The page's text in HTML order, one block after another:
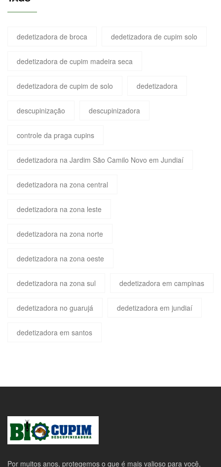
dedetizadora de broca dedetizadora de cupim solo
dedetizadora de cupim madeira seca
dedetizadora de cupim de solo dedetizadora
descupinização descupinizadora
controle da praga cupins
dedetizadora na Jardim São Camilo Novo em Jundiaí
dedetizadora na zona central
dedetizadora na zona leste
dedetizadora na zona norte
dedetizadora na zona oeste
dedetizadora na zona sul dedetizadora em campinas
dedetizadora no guarujá dedetizadora em jundiaí
dedetizadora em santos
Por muitos anos, protegemos o que é mais valioso para você,